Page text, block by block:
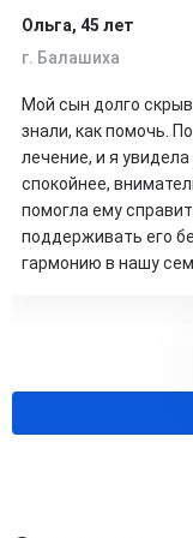
Ольга, 45 лет
г. Балашиха
Мой сын долго
знали, как помочь.
лечение, и я
спокойнее,
помогла ему
поддерживать его
гармонию в нашу